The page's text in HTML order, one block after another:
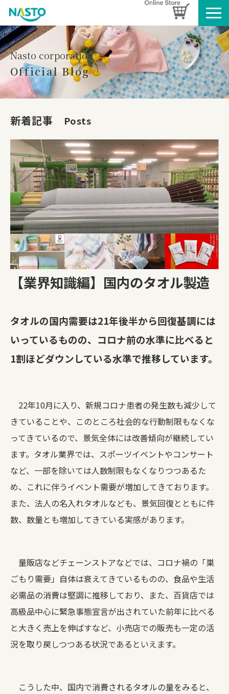
企業情報
製品情報
お知らせ
ブログ
SDGsへの取り組み
Nasto corporation
Official Blog
新着記事 Posts
【業界知識編】国内のタオル製造
タオルの国内需要は21年後半から回復基調には
いっているものの、コロナ前の水準に比べると
1割ほどダウンしている水準で推移しています。
22年10月に入り、新規コロナ患者の発生数も減少して
きていることや、このところ社会的な行動制限もなくな
ってきているので、景気全体には改善傾向が継続してい
ます。タオル業界では、スポーツイベントやコンサート
など、一部を除いては人数制限もなくなりつつあるた
め、これに伴うイベント需要が増加してきております。
また、法人の名入れタオルなども、景気回復とともに件
数、数量とも増加してきている実感があります。
量販店などチェーンストアなどでは、コロナ禍の「巣
ごもり需要」自体は衰えてきているものの、食品や生活
必需品の消費は堅調に推移しており、また、百貨店では
高級品中心に緊急事態宣言が出されていた前年に比べる
と大きく売上を伸ばすなど、小売店での販売も一定の活
況を取り戻しつつある状況であるといえます。
こうした中、国内で消費されるタオルの量をみると、